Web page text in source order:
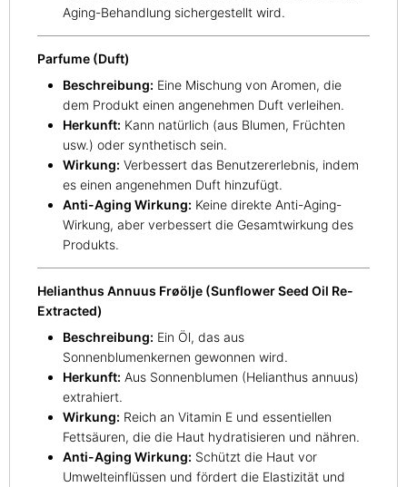
Aging-Behandlung sichergestellt wird.
Parfume (Duft)
Beschreibung: Eine Mischung von Aromen, die
dem Produkt einen angenehmen Duft verleihen.
Herkunft: Kann natürlich (aus Blumen, Früchten
usw.) oder synthetisch sein.
Wirkung: Verbessert das Benutzererlebnis, indem
es einen angenehmen Duft hinzufügt.
Anti-Aging Wirkung: Keine direkte Anti-Aging-
Wirkung, aber verbessert die Gesamtwirkung des
Produkts.
Helianthus Annuus Frøölje (Sunflower Seed Oil Re-
Extracted)
Beschreibung: Ein Öl, das aus
Sonnenblumenkernen gewonnen wird.
Herkunft: Aus Sonnenblumen (Helianthus annuus)
extrahiert.
Wirkung: Reich an Vitamin E und essentiellen
Fettsäuren, die die Haut hydratisieren und nähren.
Anti-Aging Wirkung: Schützt die Haut vor
Umwelteinflüssen und fördert die Elastizität und